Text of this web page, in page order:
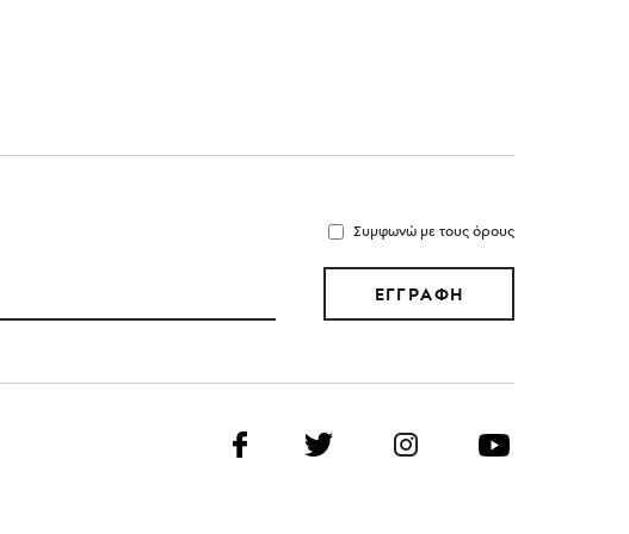
Συμφωνώ με τους όρους
ΕΓΓΡΑΦΗ